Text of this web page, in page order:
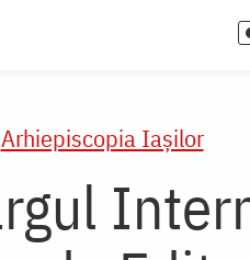
Arhiepiscopia Iaşilor